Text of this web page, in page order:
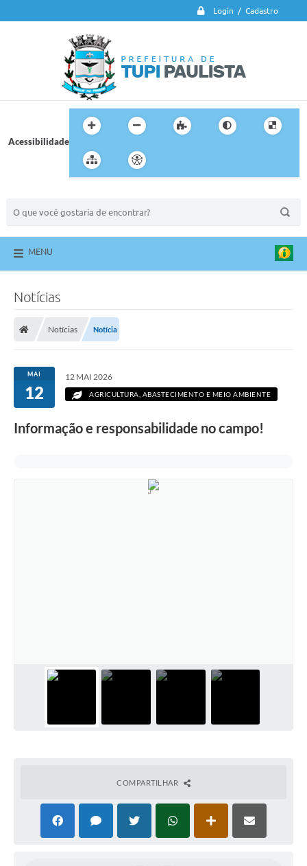
Login / Cadastro
Acessibilidade
MENU
Notícias
Notícias Notícia
MAI
12
12 MAI 2026
AGRICULTURA, ABASTECIMENTO E MEIO AMBIENTE
Informação e responsabilidade no campo!
COMPARTILHAR